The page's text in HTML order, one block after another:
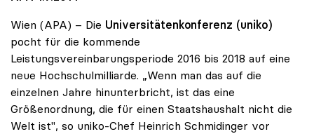
Wien (APA) – Die Universitätenkonferenz (uniko)
pocht für die kommende
Leistungsvereinbarungsperiode 2016 bis 2018 auf eine
neue Hochschulmilliarde. „Wenn man das auf die
einzelnen Jahre hinunterbricht, ist das eine
Größenordnung, die für einen Staatshaushalt nicht die
Welt ist", so uniko-Chef Heinrich Schmidinger vor